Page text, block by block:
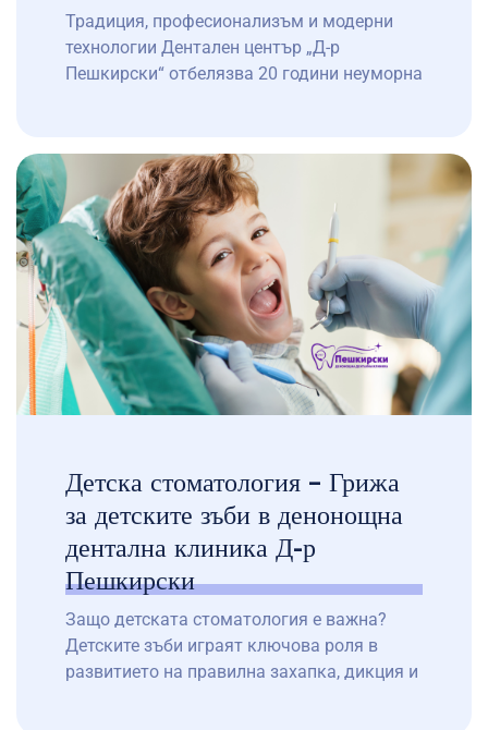
Традиция, професионализъм и модерни
технологии Дентален център „Д-р
Пешкирски“ отбелязва 20 години неуморна
на хиляди пациенти – от рутинни прегледи
до сложни интервенции, осигурявайки
качествена стоматологична грижа 24/7.
Ако търсите денонощен зъболекар в
София или денонощен стоматолог в
София, ние сме тук, за да […]
Детска стоматология – Грижа
за детските зъби в денонощна
дентална клиника Д-р
Пешкирски
Защо детската стоматология е важна?
Детските зъби играят ключова роля в
развитието на правилна захапка, дикция и